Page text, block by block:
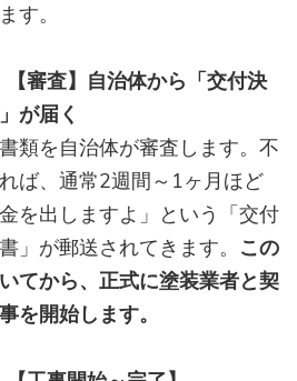
す。
【審査】自治体から「交付決
が届く
類を自治体が審査します。不
ば、通常2週間～1ヶ月ほど
を出しますよ」という「交付
」が郵送されてきます。 この
てから、正式に塗装業者と契
を開始します。